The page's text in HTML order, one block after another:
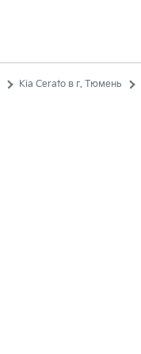
Kia Cerato в г. Тюмень